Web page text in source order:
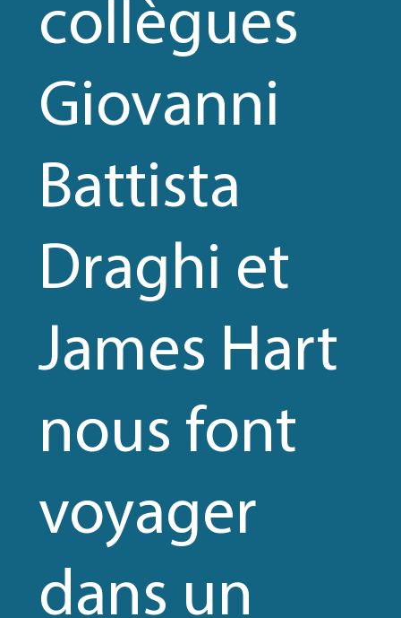
collègues
Giovanni
Battista
Draghi et
James Hart
nous font
voyager
dans un